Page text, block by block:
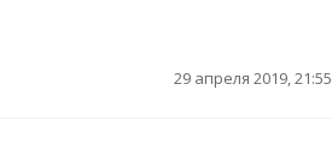
29 апреля 2019, 21:55